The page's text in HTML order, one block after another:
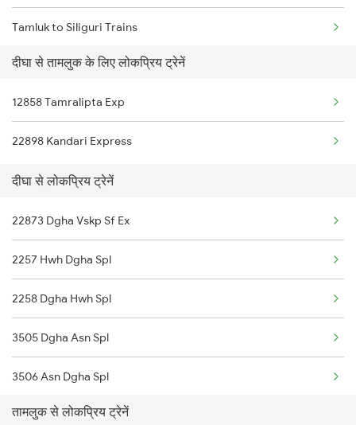
Digha to Kishanganj Trains
Tamluk to Siliguri Trains
Tamluk to Puri Trains
Tamluk to Visakhapatnam Trains
Tamluk to Mecheda Trains
Tamluk to Deshapran P.h. Trains
Tamluk to Jajpur K Road Trains
दीघा से तामलुक के लिए लोकप्रिय ट्रेनें
12858 Tamralipta Exp
22898 Kandari Express
दीघा से लोकप्रिय ट्रेनें
22873 Dgha Vskp Sf Ex
2257 Hwh Dgha Spl
2258 Dgha Hwh Spl
3505 Dgha Asn Spl
3506 Asn Dgha Spl
8563 Dgha Vskp Spl
तामलुक से लोकप्रिय ट्रेनें